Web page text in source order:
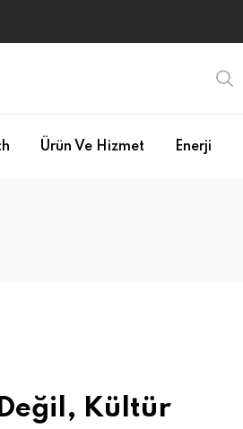
Ürün Ve Hizmet Enerji
Kültür